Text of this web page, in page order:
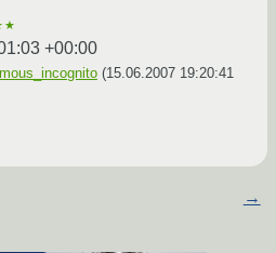
+00:00
(15.06.2007 19:20:41
→